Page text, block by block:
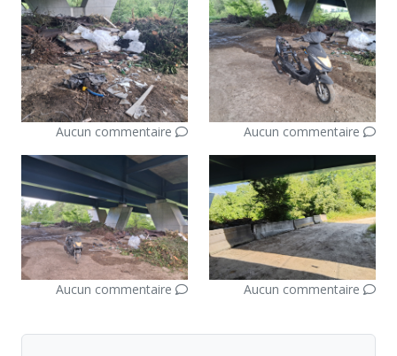
Aucun commentaire Aucun commentaire
Aucun commentaire Aucun commentaire